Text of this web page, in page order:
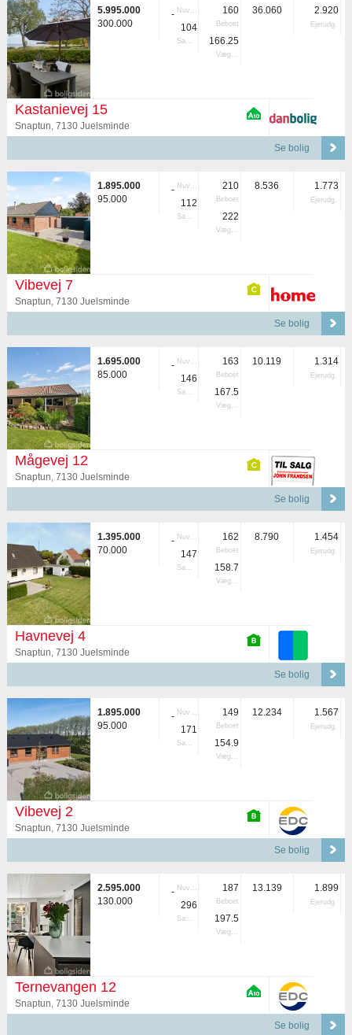
5.995.000
300.000
- Nuvær.
104
Samlet
160
Beboet
166.25
Vægtet
36.060 2.920
Ejerudg.
Kastanievej 15
Snaptun, 7130 Juelsminde
Se bolig
1.895.000
95.000
- Nuvær.
112
Samlet
210
Beboet
222
Vægtet
8.536 1.773
Ejerudg.
Vibevej 7
Snaptun, 7130 Juelsminde
Se bolig
1.695.000
85.000
- Nuvær.
146
Samlet
163
Beboet
167.5
Vægtet
10.119 1.314
Ejerudg.
Mågevej 12
Snaptun, 7130 Juelsminde
Se bolig
1.395.000
70.000
- Nuvær.
147
Samlet
162
Beboet
158.7
Vægtet
8.790 1.454
Ejerudg.
Havnevej 4
Snaptun, 7130 Juelsminde
Se bolig
1.895.000
95.000
- Nuvær.
171
Samlet
149
Beboet
154.9
Vægtet
12.234 1.567
Ejerudg.
Vibevej 2
Snaptun, 7130 Juelsminde
Se bolig
2.595.000
130.000
- Nuvær.
296
Samlet
187
Beboet
197.5
Vægtet
13.139 1.899
Ejerudg.
Ternevangen 12
Snaptun, 7130 Juelsminde
Se bolig